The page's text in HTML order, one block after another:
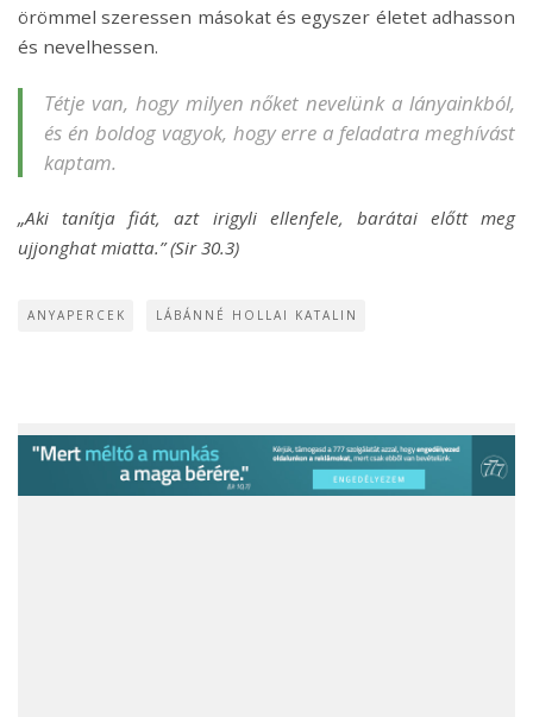
örömmel szeressen másokat és egyszer életet adhasson
és nevelhessen.
Tétje van, hogy milyen nőket nevelünk a lányainkból,
és én boldog vagyok, hogy erre a feladatra meghívást
kaptam.
„Aki tanítja fiát, azt irigyli ellenfele, barátai előtt meg
ujjonghat miatta.” (Sir 30.3)
ANYAPERCEK LÁBÁNNÉ HOLLAI KATALIN